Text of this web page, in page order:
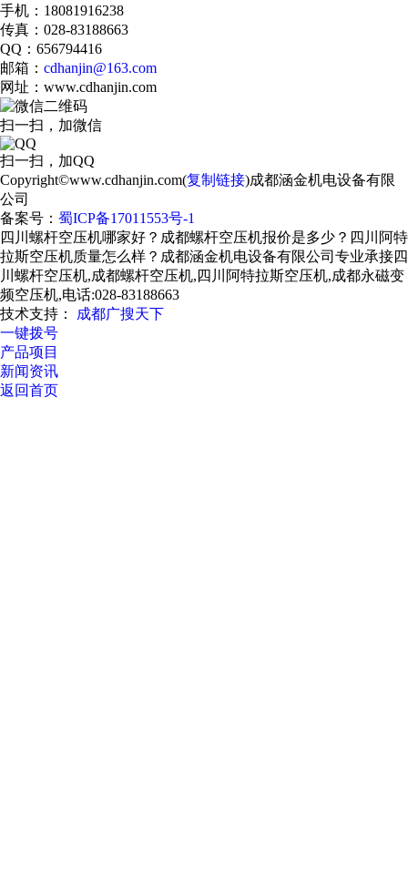
手机：18081916238
传真：028-83188663
QQ：656794416
邮箱： cdhanjin@163.com
网址：www.cdhanjin.com
扫一扫，加微信
扫一扫，加QQ
Copyright©www.cdhanjin.com(复制链接)成都涵金机电设备有限
公司
备案号： 蜀ICP备17011553号-1
四川螺杆空压机哪家好？成都螺杆空压机报价是多少？四川阿特
拉斯空压机质量怎么样？成都涵金机电设备有限公司专业承接四
川螺杆空压机,成都螺杆空压机,四川阿特拉斯空压机,成都永磁变
频空压机,电话:028-83188663
技术支持：
成都广搜天下
一键拨号
产品项目
新闻资讯
返回首页